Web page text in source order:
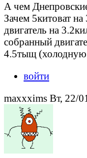
А чем
Зачем 5китоват
двигатель на
собранный
4.5тыщ (холодную
войти
maxxxims Вт, 22/